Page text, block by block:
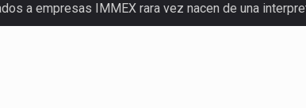
a empresas IMMEX rara vez nacen de una
un aumento de 1.1% interanual en mayo de…